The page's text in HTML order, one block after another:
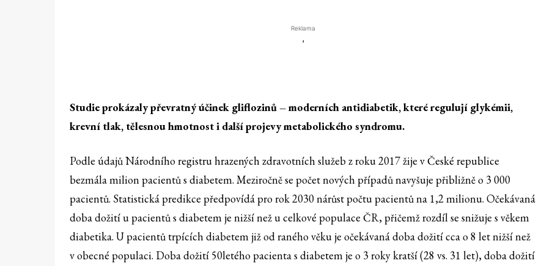
Reklama
'
Studie prokázaly převratný účinek gliflozinů – moderních antidiabetik, které regulují glykémii,
krevní tlak, tělesnouhmotnost i další projevy metabolického syndromu.
Podle údajů Národního registru hrazených zdravotních služeb z roku 2017 žije v České republice
bezmála milion pacientů s diabetem. Meziročně se počet nových případů navyšuje přibližně o 3 000
pacientů. Statistická predikce předpovídá pro rok 2030 nárůst počtu pacientů na 1,2 milionu. Očekávaná
doba dožití u pacientů s diabetem je nižší než u celkové populace ČR, přičemž rozdíl se snižuje s věkem
diabetika. U pacientů trpících diabetem již od raného věku je očekávaná doba dožití cca o 8 let nižší než
v obecné populaci. Doba dožití 50letého pacienta s diabetem je o 3 roky kratší (28 vs. 31 let), doba dožití